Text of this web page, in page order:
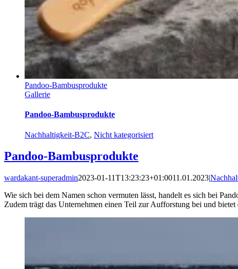
Pandoo-Bambusprodukte
Gallerie
Pandoo-Bambusprodukte
Nachhaltigkeit-B2C, Nicht kategorisiert
Pandoo-Bambusprodukte
wardakant-superadmin2023-01-11T13:23:23+01:0011.01.2023|
Wie sich bei dem Namen schon vermuten lässt, handelt es sich bei
Zudem trägt das Unternehmen einen Teil zur Aufforstung bei und